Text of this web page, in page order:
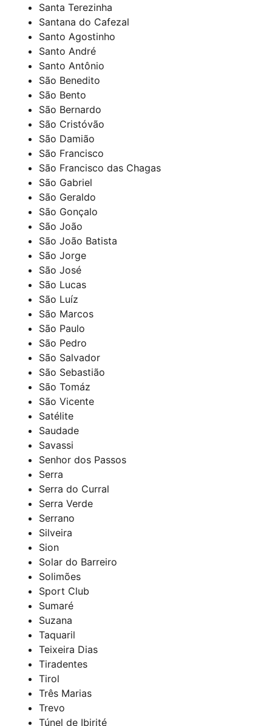
Santa Terezinha
Santana do Cafezal
Santo Agostinho
Santo André
Santo Antônio
São Benedito
São Bento
São Bernardo
São Cristóvão
São Damião
São Francisco
São Francisco das Chagas
São Gabriel
São Geraldo
São Gonçalo
São João
São João Batista
São Jorge
São José
São Lucas
São Luíz
São Marcos
São Paulo
São Pedro
São Salvador
São Sebastião
São Tomáz
São Vicente
Satélite
Saudade
Savassi
Senhor dos Passos
Serra
Serra do Curral
Serra Verde
Serrano
Silveira
Sion
Solar do Barreiro
Solimões
Sport Club
Sumaré
Suzana
Taquaril
Teixeira Dias
Tiradentes
Tirol
Três Marias
Trevo
Túnel de Ibirité